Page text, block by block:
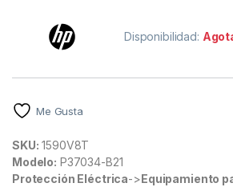
Disponibilidad:
Me Gusta
SKU: 1590V8T
Modelo: P37034-B21
Protección Eléctrica->Equipamiento